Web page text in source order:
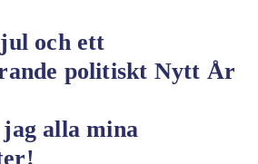
och ett
politiskt Nytt År
alla mina